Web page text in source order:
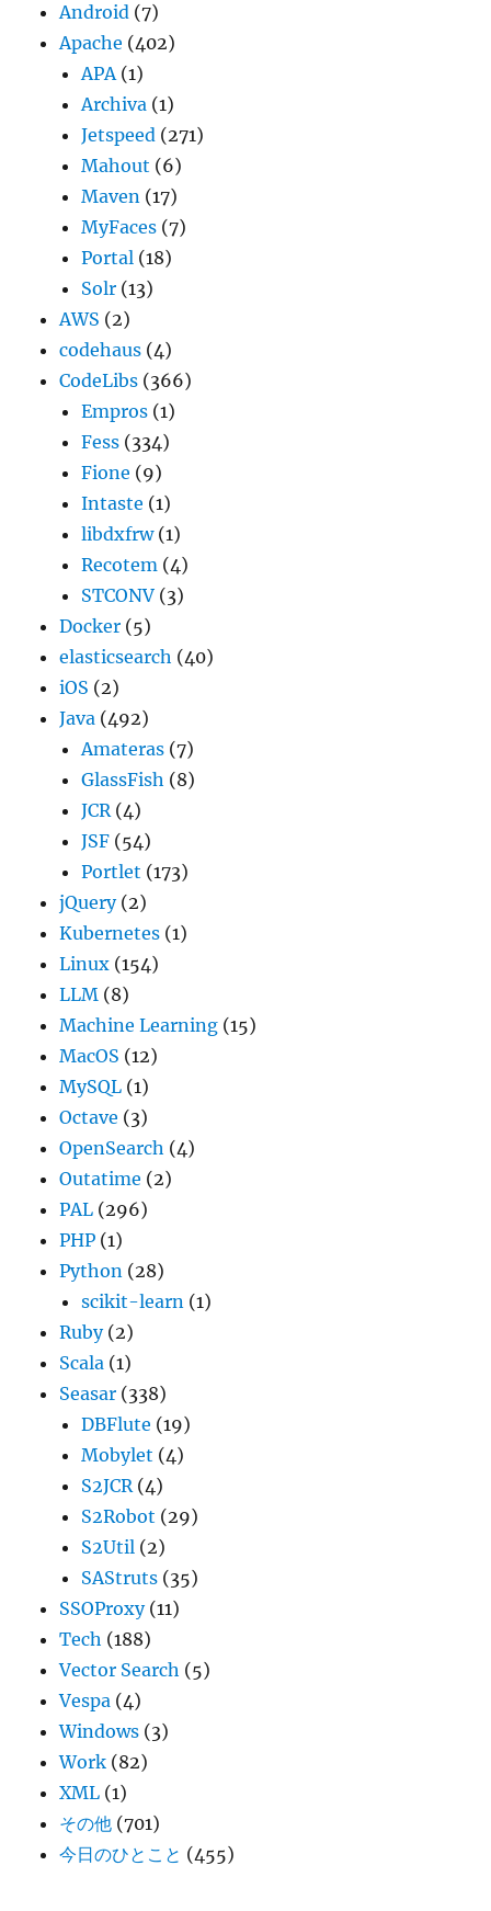
Android (7)
Apache (402)
APA(1)
Archiva (1)
Jetspeed (271)
Mahout (6)
Maven (17)
MyFaces (7)
Portal (18)
Solr (13)
AWS (2)
codehaus (4)
CodeLibs (366)
Empros (1)
Fess (334)
Fione (9)
Intaste (1)
libdxfrw(1)
Recotem (4)
STCONV (3)
Docker (5)
elasticsearch (40)
iOS (2)
Java (492)
Amateras (7)
GlassFish (8)
JCR(4)
JSF (54)
Portlet (173)
jQuery(2)
Kubernetes (1)
Linux (154)
LLM (8)
Machine Learning (15)
MacOS (12)
MySQL (1)
Octave (3)
OpenSearch (4)
Outatime (2)
PAL (296)
PHP (1)
Python (28)
scikit-learn (1)
Ruby(2)
Scala (1)
Seasar (338)
DBFlute (19)
Mobylet (4)
S2JCR(4)
S2Robot (29)
S2Util (2)
SAStruts (35)
SSOProxy(11)
Tech (188)
Vector Search (5)
Vespa (4)
Windows (3)
Work (82)
XML (1)
その他 (701)
今日のひとこと (455)